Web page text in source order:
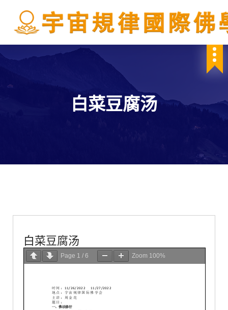
白菜豆腐汤
白菜豆腐汤
Page 1 / 6 Zoom 100%